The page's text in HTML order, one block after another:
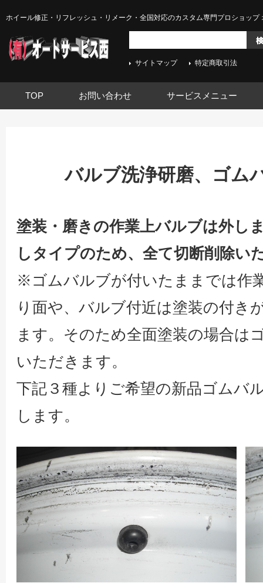
ホイール修正・リフレッシュ・リメーク・全国対応のカスタム専門プロショップ
サイトマップ 特定商取引法
TOP お問い合わせ サービスメニュー
バルブ洗浄研磨、ゴム
塗装・磨きの作業上バルブは外し
しタイプのため、全て切断削除い
※ゴムバルブが付いたままでは作
り面や、バルブ付近は塗装の付き
ます。そのため全面塗装の場合は
いただきます。
下記３種よりご希望の新品ゴムバ
します。